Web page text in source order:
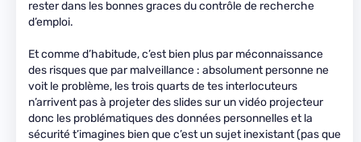
rester dans les bonnes graces du contrôle de recherche
d’emploi.
Et comme d’habitude, c’est bien plus par méconnaissance
des risques que par malveillance : absolument personne ne
voit le problème, les trois quarts de tes interlocuteurs
n’arrivent pas à projeter des slides sur un vidéo projecteur
donc les problématiques des données personnelles et la
sécurité t’imagines bien que c’est un sujet inexistant (pas que